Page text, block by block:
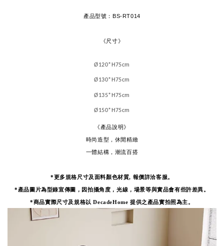
產品型號 ：BS-RT014
《尺寸》
Ø120*H75cm
Ø130*H75cm
Ø135*H75cm
Ø150*H75cm
《產品說明》
時尚造型，休閒精緻
一體結構，潮流百搭
*更多規格尺寸及面料顏色材質, 報價詳洽客服。
*產品圖片為型錄宣傳圖，因拍攝角度，光線，場景等與實品會有些許差異。
*商品實際尺寸及規格以 DecadeHome 提供之產品實拍照為主。